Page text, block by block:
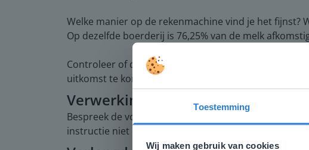
Toestemming
Wij maken gebruik van cookies
Welke manier op de rekenmachine vind je het fijnst?
Op dezelfde boerderij is 76,25% van de melk
Controleer of de leerlingen begrijpen hoe ze een
uitkomst te komen.
Verwerking
Bespreek de voorbeeldopgaven om de leerlingen
instructie niet hoeven te volgen, gaan zelfstandig aan
Deze
Gezien je locatie,